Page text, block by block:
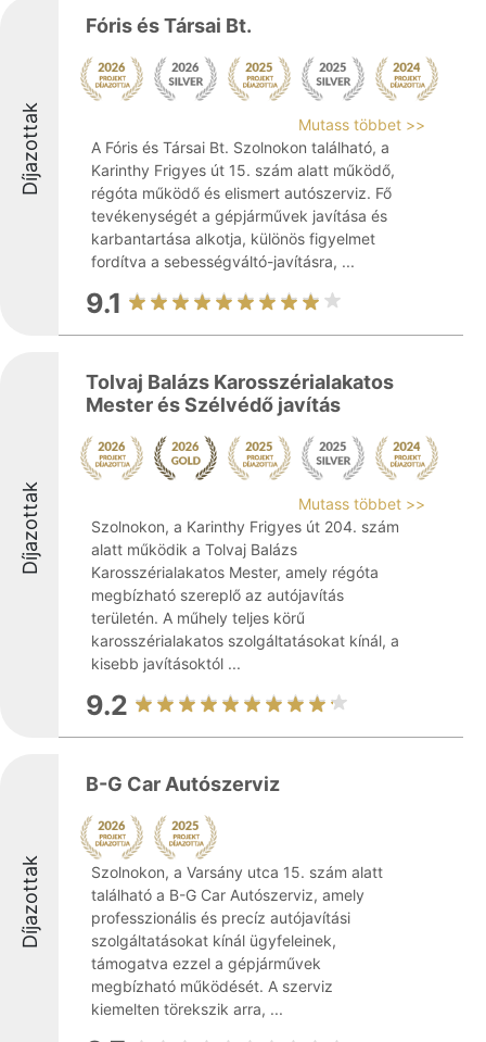
Díjazottak
Fóris és Társai Bt.
Mutass többet >>
A Fóris és Társai Bt. Szolnokon található, a
Karinthy Frigyes út 15. szám alatt működő,
régóta működő és elismert autószerviz. Fő
tevékenységét a gépjárművek javítása és
karbantartása alkotja, különös figyelmet
fordítva a sebességváltó-javításra, ...
9.1
Díjazottak
Tolvaj Balázs Karosszérialakatos
Mester és Szélvédő javítás
Mutass többet >>
Szolnokon, a Karinthy Frigyes út 204. szám
alatt működik a Tolvaj Balázs
Karosszérialakatos Mester, amely régóta
megbízható szereplő az autójavítás
területén. A műhely teljes körű
karosszérialakatos szolgáltatásokat kínál, a
kisebb javításoktól ...
9.2
Díjazottak
B-G Car Autószerviz
Szolnokon, a Varsány utca 15. szám alatt
található a B-G Car Autószerviz, amely
professzionális és precíz autójavítási
szolgáltatásokat kínál ügyfeleinek,
támogatva ezzel a gépjárművek
megbízható működését. A szerviz
kiemelten törekszik arra, ...